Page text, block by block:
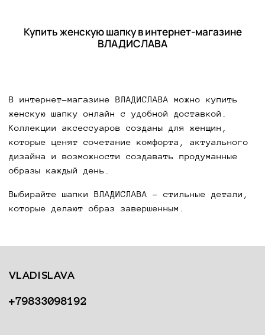
Купить женскую шапку в интернет-магазине
ВЛАДИСЛАВА
В интернет-магазине ВЛАДИСЛАВА можно купить
женскую шапку онлайн с удобной доставкой.
Коллекции аксессуаров созданы для женщин,
которые ценят сочетание комфорта, актуального
дизайна и возможности создавать продуманные
образы каждый день.
Выбирайте шапки ВЛАДИСЛАВА - стильные детали,
которые делают образ завершенным.
+79833098192
VLADISLAVA